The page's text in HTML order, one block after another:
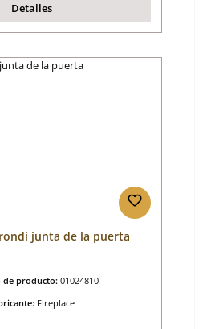
Detalles
junta de la puerta
de producto: 01024810
Fireplace